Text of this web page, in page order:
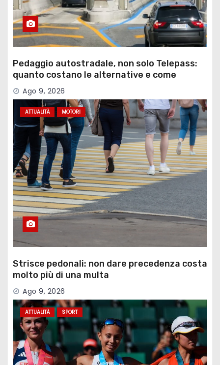
Pedaggio autostradale, non solo Telepass:
quanto costano le alternative e come
funzionano
Ago 9, 2026
ATTUALITÀ MOTORI
Strisce pedonali: non dare precedenza costa
molto più di una multa
Ago 9, 2026
ATTUALITÀ SPORT